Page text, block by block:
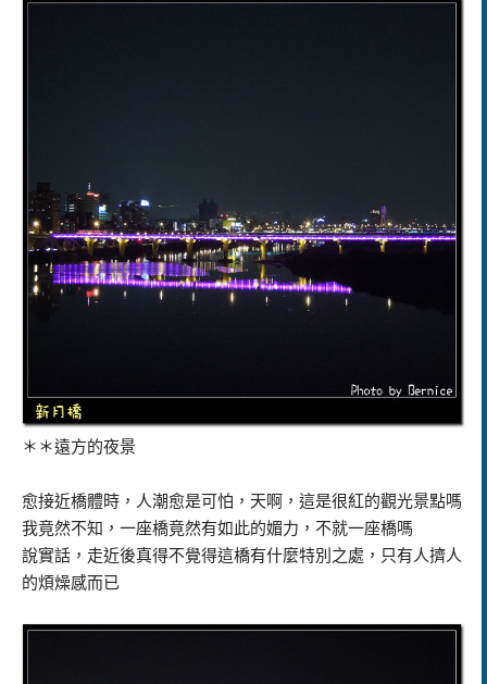
＊＊遠方的夜景
愈接近橋體時，人潮愈是可怕，天啊，這是很紅的觀光景點嗎
我竟然不知，一座橋竟然有如此的媚力，不就一座橋嗎
說實話，走近後真得不覺得這橋有什麼特別之處，只有人擠人
的煩燥感而已